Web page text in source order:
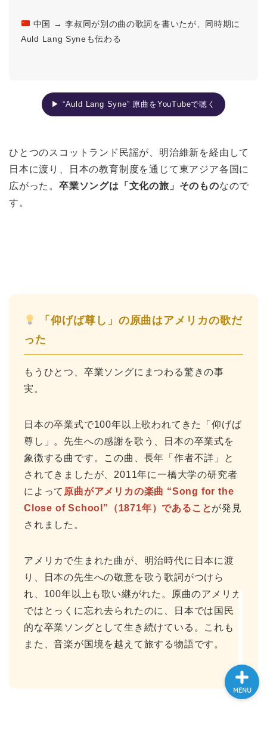
中国 → 李叔同が別の曲の歌詞を書いたが、同時期に
Auld Lang Syneも伝わる
▶ “Auld Lang Syne” 原曲をYouTubeで聴く
ひとつのスコットランド民謡が、明治維新を経由して
日本に渡り、日本の教育制度を通じて東アジア各国に
広がった。 卒業ソングは「文化の旅」そのものなので
す。
「仰げば尊し」の原曲はアメリカの歌だ
った
もうひとつ、卒業ソングにまつわる驚きの事
実。
日本の卒業式で100年以上歌われてきた「仰げば
尊し」。先生への感謝を歌う、日本の卒業式を
象徴する曲です。この曲、長年「作者不詳」と
されてきましたが、2011年に一橋大学の研究者
によって 原曲がアメリカの楽曲 “Song for the
Close of School”（1871年）であることが発見
されました。
アメリカで生まれた曲が、明治時代に日本に渡
り、日本の先生への敬意を歌う歌詞がつけら
れ、100年以上も歌い継がれた。原曲のアメリカ
ではとっくに忘れ去られたのに、日本では国民
的な卒業ソングとして生き続けている。これも
また、音楽が国境を越えて旅する物語です。
MENU
“シン”・英会話スピード表
現
大学入試英語対策講座
過去記事
CONTACT